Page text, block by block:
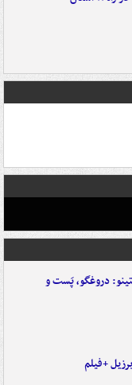
دروغگو، پَست‌ و
+فیلم